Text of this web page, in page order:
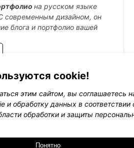
на русском языке
современным дизайном, он
блога и портфолио вашей
2 3 4 5 →
шаблоны →
cookie!
этим сайтом, вы соглашаетесь
и обработку данных в соответствии
обработки и защиты
Понятно